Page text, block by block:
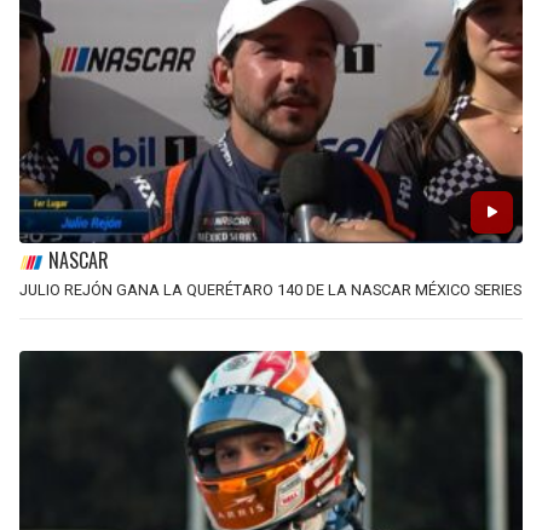
NASCAR
JULIO REJÓN GANA LA QUERÉTARO 140 DE LA NASCAR MÉXICO SERIES